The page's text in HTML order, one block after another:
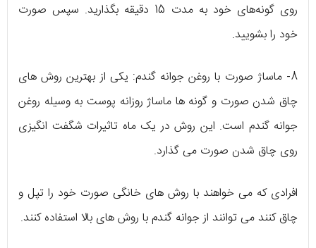
روی گونه‌های خود به مدت 15 دقیقه بگذارید. سپس صورت
خود را بشویید.
8- ماساژ صورت با روغن جوانه گندم: یکی از بهترین روش های
چاق شدن صورت و گونه ها ماساژ روزانه پوست به وسیله روغن
جوانه گندم است. این روش در یک ماه تاثیرات شگفت انگیزی
روی چاق شدن صورت می گذارد.
افرادی که می خواهند با روش های خانگی صورت خود را تپل و
چاق کنند می توانند از جوانه گندم با روش های بالا استفاده کنند.